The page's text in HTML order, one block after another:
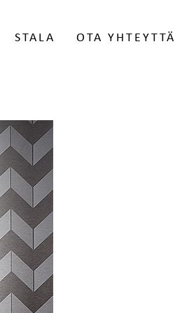
Trace - Gert Wingårdh
Lukolliset postilaatikot
Postilaatikon jalat
Nimikilpi
BIM-objektit
GDL-objektit
Revit -objektikirjasto
KATSO JA LATAA OBJEKTIT
jälleenmyyjille -
saamiseksi ota yhteyttä
KIRJAUDU
STALA OTA YHTEYTTÄ